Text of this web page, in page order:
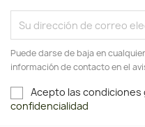
Puede darse de baja en
información de contacto en el
Acepto las condiciones
confidencialidad